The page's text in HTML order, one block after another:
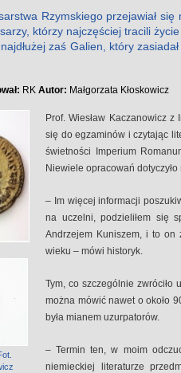
Rzymskiego przejawiał
którzy najczęściej tracili
zaś Galien, który
RK Autor: Małgorzata Kłoskowicz
Prof. Wiesław Kaczanowicz
się do egzaminów i czytając
świetności Imperium
Niewiele opracowań
– Im więcej informacji
na uczelni, podzieliłem się
Andrzejem Kuniszem, i to on
wieku – mówi historyk.
Tym, co szczególnie zwróciło
można mówić nawet o około
była mianem uzurpatorów.
– Termin ten, w moim
niemieckiej literaturze